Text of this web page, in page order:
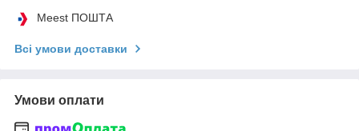
Meest ПОШТА
Всі умови доставки
Умови оплати